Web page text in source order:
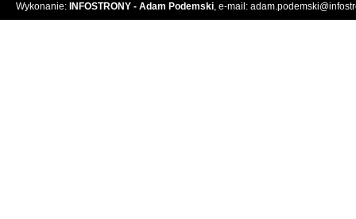
Wykonanie: INFOSTRONY - Adam Podemski, e-mail: